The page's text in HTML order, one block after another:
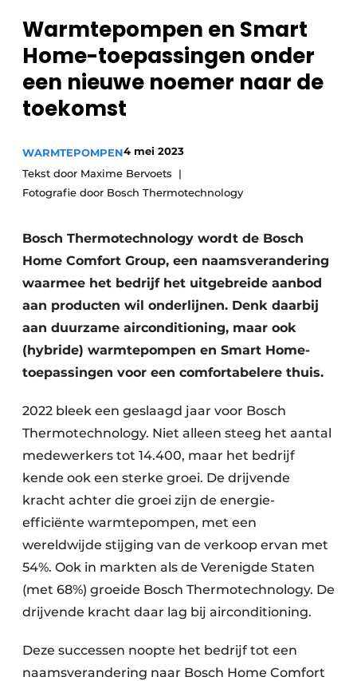
Vacatures
Video’s
Binnenklimaat
Warmtepompen
Warmtepompen en Smart
Home-­toepassingen onder
een nieuwe ­noemer naar de
toekomst
WARMTEPOMPEN4 mei 2023
Tekst door Maxime Bervoets
Fotografie door Bosch Thermotechnology
Bosch Thermotechnology wordt de Bosch
Home Comfort Group, een naamsverandering
waarmee het bedrijf het uitgebreide aanbod
aan producten wil onderlijnen. Denk daarbij
aan duurzame airconditioning, maar ook
(hybride) warmtepompen en Smart Home-
toepassingen voor een comfortabelere thuis.
2022 bleek een geslaagd jaar voor Bosch
Thermotechnology. Niet alleen steeg het aantal
medewerkers tot 14.400, maar het bedrijf
kende ook een sterke groei. De drijvende
kracht achter die groei zijn de energie-
efficiënte warmtepompen, met een
wereldwijde stijging van de verkoop ervan met
54%. Ook in markten als de Verenigde Staten
(met 68%) groeide Bosch Thermotechnology. De
drijvende kracht daar lag bij airconditioning.
Deze successen noopte het bedrijf tot een
naams­verandering naar Bosch Home Comfort